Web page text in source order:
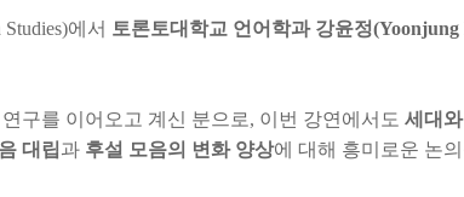
에서 토론토대학교 언어학과 강윤정(Yoonjung
구를 이어오고 계신 분으로, 이번 강연에서도세대
대립과 후설 모음의 변화 양상에 대해 흥미로운 논